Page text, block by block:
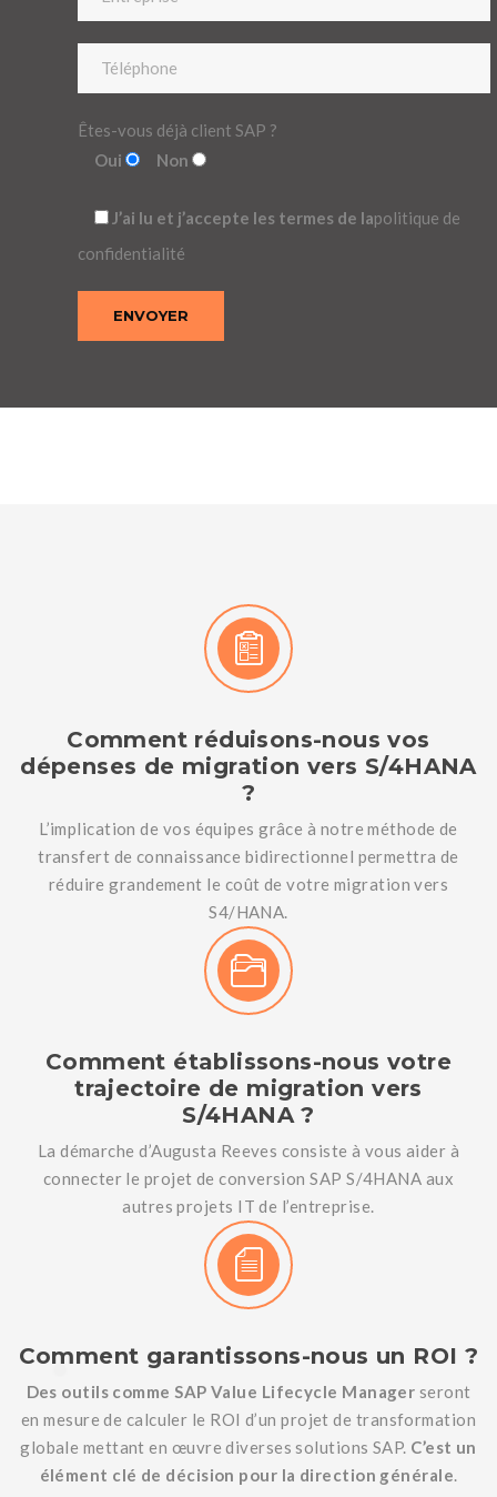
Êtes-vous déjà client SAP ?
Oui
Non
J’ai lu et j’accepte les termes de lapolitique de
confidentialité
Comment réduisons-nous vos
dépenses de migration vers S/4HANA
?
L’implication de vos équipes grâce à notre méthode de
transfert de connaissance bidirectionnel permettra de
réduire grandement le coût de votre migration vers
S4/HANA.
Comment établissons-nous votre
trajectoire de migration vers
S/4HANA ?
La démarche d’Augusta Reeves consiste à vous aider à
connecter le projet de conversion SAP S/4HANA aux
autres projets IT de l’entreprise.
Comment garantissons-nous un ROI ?
Des outils comme SAP Value Lifecycle Manager seront
en mesure de calculer le ROI d’un projet de transformation
globale mettant en œuvre diverses solutions SAP. C’est un
élément clé de décision pour la direction générale.